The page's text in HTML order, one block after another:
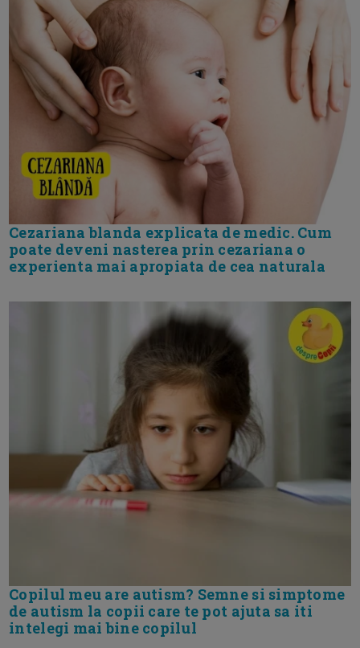
Cezariana blanda explicata de medic. Cum
poate deveni nasterea prin cezariana o
experienta mai apropiata de cea naturala
Copilul meu are autism? Semne si simptome
de autism la copii care te pot ajuta sa iti
intelegi mai bine copilul